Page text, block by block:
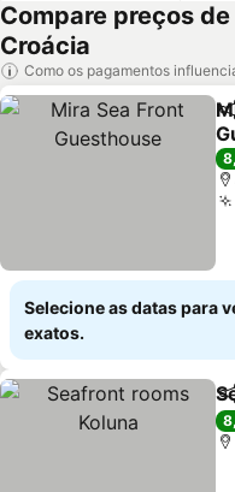
Compare preços
Croácia
Como os pagamentos
Selecione as datas para
exatos.